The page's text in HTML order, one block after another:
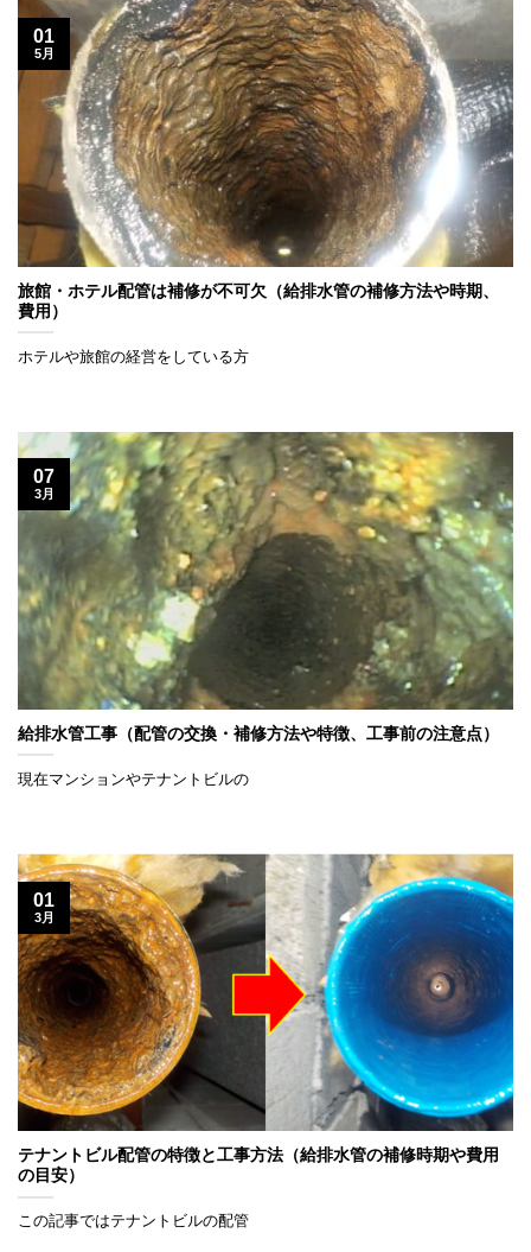
旅館・ホテル配管は補修が不可欠（給排水管の補修方法や時期、
費用）
ホテルや旅館の経営をしている方
01
5月
給排水管工事（配管の交換・補修方法や特徴、工事前の注意点）
現在マンションやテナントビルの
07
3月
テナントビル配管の特徴と工事方法（給排水管の補修時期や費用
の目安）
この記事ではテナントビルの配管
01
3月